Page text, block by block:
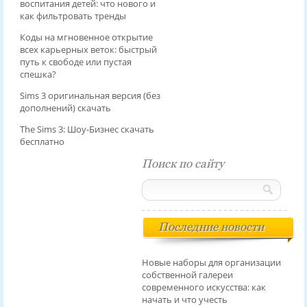
воспитания детей: что нового и
как фильтровать тренды
Коды на мгновенное открытие
всех карьерных веток: быстрый
путь к свободе или пустая
спешка?
Sims 3 оригинальная версия (без
дополнений) скачать
The Sims 3: Шоу-Бизнес скачать
бесплатно
Поиск по сайту
Последние новости
Новые наборы для организации
собственной галереи
современного искусства: как
начать и что учесть